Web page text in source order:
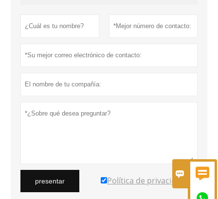
 
presentar Política de privacidad